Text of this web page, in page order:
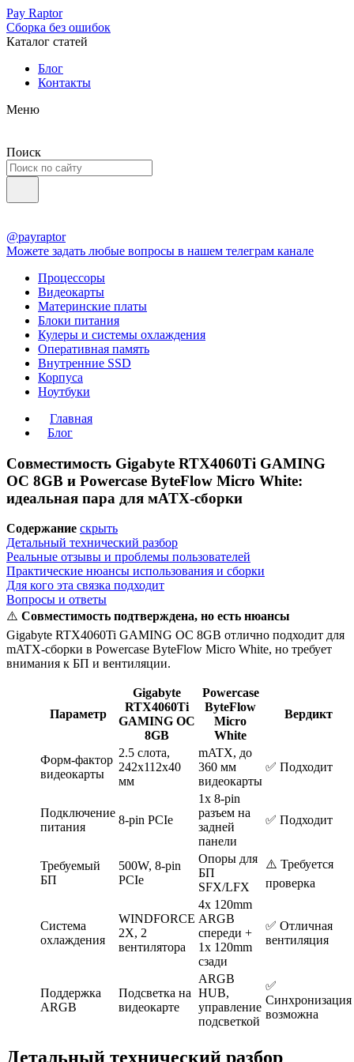
Pay Raptor
Сборка без ошибок
Каталог статей
Блог
Контакты
Меню
Поиск
@payraptor
Можете задать любые вопросы в нашем телеграм канале
Процессоры
Видеокарты
Материнские платы
Блоки питания
Кулеры и системы охлаждения
Оперативная память
Внутренние SSD
Корпуса
Ноутбуки
Главная
Блог
Совместимость Gigabyte RTX4060Ti GAMING
OC 8GB и Powercase ByteFlow Micro White:
идеальная пара для мATX-сборки
Содержание скрыть
Детальный технический разбор
Реальные отзывы и проблемы пользователей
Практические нюансы использования и сборки
Для кого эта связка подходит
Вопросы и ответы
⚠️ Совместимость подтверждена, но есть нюансы
Gigabyte RTX4060Ti GAMING OC 8GB отлично подходит для
mATX-сборки в Powercase ByteFlow Micro White, но требует
внимания к БП и вентиляции.
Параметр
Gigabyte
RTX4060Ti
GAMING OC
8GB
Powercase
ByteFlow
Micro
White
Вердикт
Форм-фактор
видеокарты
2.5 слота,
242x112x40
мм
mATX, до
360 мм
видеокарты
✅ Подходит
Подключение
питания
8-pin PCIe
1x 8-pin
разъем на
задней
панели
✅ Подходит
Требуемый
БП
500W, 8-pin
PCIe
Опоры для
БП
SFX/LFX
⚠️ Требуется
проверка
Система
охлаждения
WINDFORCE
2X, 2
вентилятора
4x 120mm
ARGB
спереди +
1x 120mm
сзади
✅ Отличная
вентиляция
Поддержка
ARGB
Подсветка на
видеокарте
ARGB
HUB,
управление
подсветкой
✅
Синхронизация
возможна
Детальный технический разбор